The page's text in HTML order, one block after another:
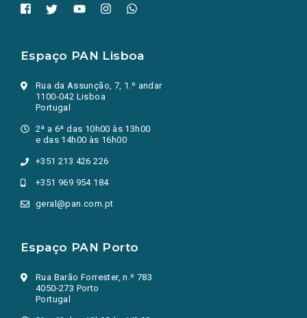
Espaço PAN Lisboa
Rua da Assunção, 7, 1.º andar
1100-042 Lisboa
Portugal
2ª a 6ª das 10h00 às 13h00
e das 14h00 às 16h00
+351 213 426 226
+351 969 954 184
geral@pan.com.pt
Espaço PAN Porto
Rua Barão Forrester, n.º 783
4050-273 Porto
Portugal